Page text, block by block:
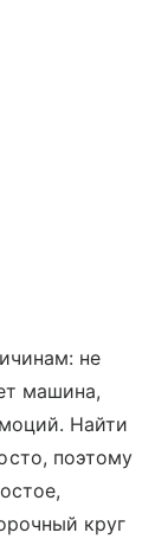
не
машина,
Найти
поэтому
круг